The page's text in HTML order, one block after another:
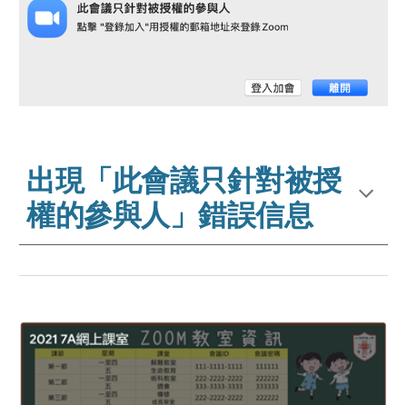
出現「此會議只針對被授
權的參與人」錯誤信息